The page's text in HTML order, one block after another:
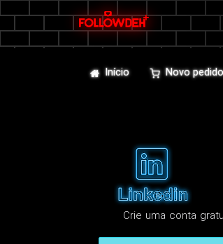
Início Novo
Crie uma conta